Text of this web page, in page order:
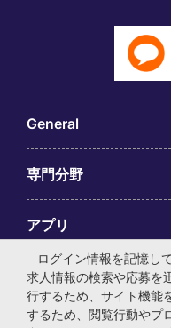
General
専門分野
アプリ
Employer Centre
ログイン情報を記憶し
求人情報の検索や応募を
行するため、サイト機能
するため、閲覧行動やプ